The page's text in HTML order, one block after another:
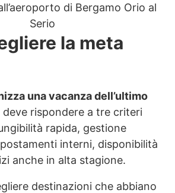
di Bergamo Orio al
Serio
la meta
una vacanza dell’ultimo
deve rispondere a tre criteri
rapida, gestione
interni, disponibilità
anche in alta stagione.
destinazioni che abbiano